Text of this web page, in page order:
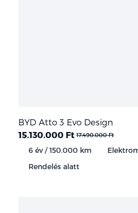
BYD Atto 3 Evo Design
15.130.000 Ft 17.490.000 Ft
6 év / 150.000 km
Rendelés alatt